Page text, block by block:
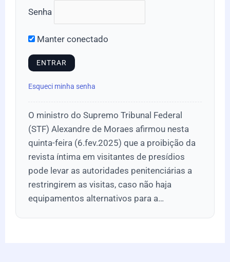
Senha
Manter conectado
Esqueci minha senha
O ministro do Supremo Tribunal Federal
(STF) Alexandre de Moraes afirmou nesta
quinta-feira (6.fev.2025) que a proibição da
revista íntima em visitantes de presídios
pode levar as autoridades penitenciárias a
restringirem as visitas, caso não haja
equipamentos alternativos para a…